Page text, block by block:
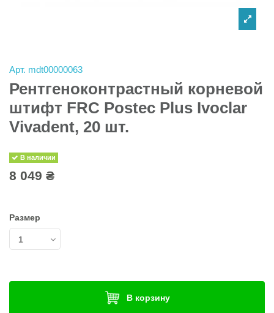
Арт. mdt00000063
Рентгеноконтрастный корневой
штифт FRC Postec Plus Ivoclar
Vivadent, 20 шт.
В наличии
8 049 ₴
Размер
В корзину